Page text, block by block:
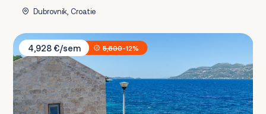
Dubrovnik, Croatie
Villa Gabriela
4,928 €/sem
5,600-12%